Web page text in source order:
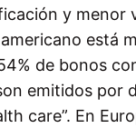
y menor
está
de bonos
emitidos por
care”. En